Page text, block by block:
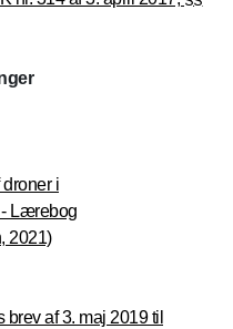
i
Lærebog
2021)
af 3. maj 2019 til